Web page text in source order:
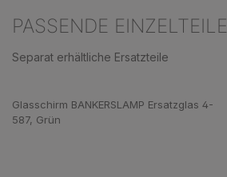
PASSENDE EINZELTEILE
Separat erhältliche Ersatzteile
Glasschirm BANKERSLAMP Ersatzglas 4-
587, Grün